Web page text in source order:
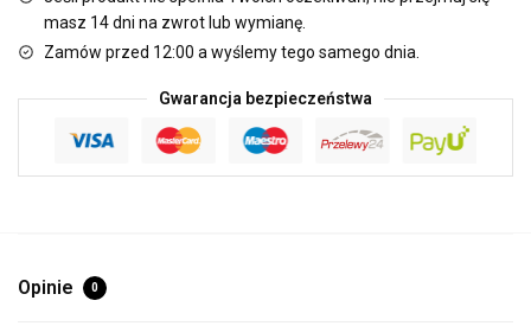
masz 14 dni na zwrot lub wymianę.
Zamów przed 12:00 a wyślemy tego samego dnia.
Gwarancja bezpieczeństwa
Opinie 0